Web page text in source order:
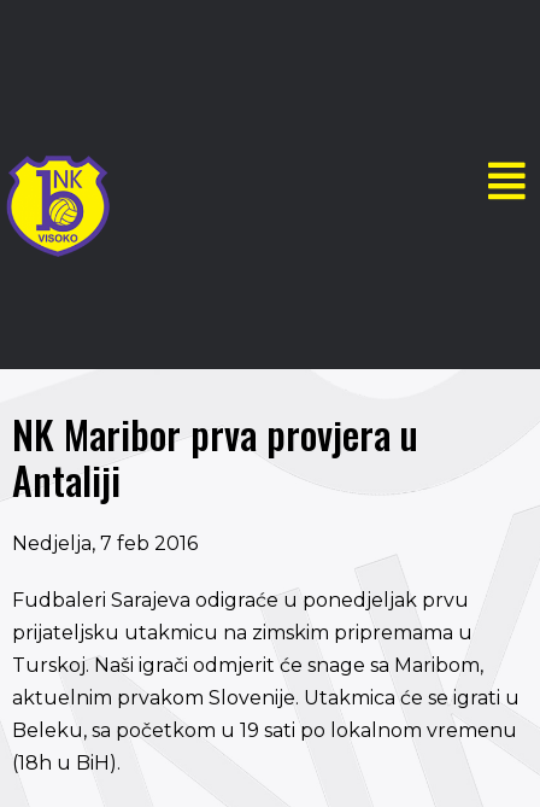
NK Maribor prva provjera u
Antaliji
Nedjelja, 7 feb 2016
Fudbaleri Sarajeva odigraće u ponedjeljak prvu
prijateljsku utakmicu na zimskim pripremama u
Turskoj. Naši igrači odmjerit će snage sa Maribom,
aktuelnim prvakom Slovenije. Utakmica će se igrati u
Beleku, sa početkom u 19 sati po lokalnom vremenu
(18h u BiH).